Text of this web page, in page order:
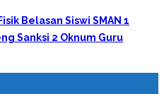
Belasan Siswi SMAN 1
Sanksi 2 Oknum Guru